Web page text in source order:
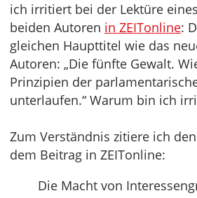
ich irritiert bei der Lektüre
beiden Autoren in ZEITonline:
gleichen Haupttitel wie das
Autoren: „Die fünfte Gewalt.
Prinzipien der
unterlaufen.“ Warum bin ich
Zum Verständnis zitiere ich
dem Beitrag in ZEITonline:
Die Macht von